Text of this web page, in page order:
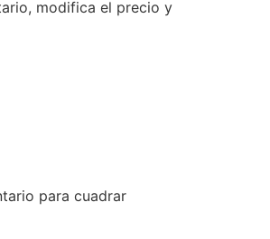
modifica el precio y
para cuadrar